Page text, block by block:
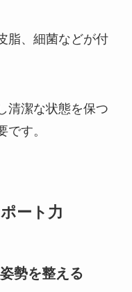
脂、細菌などが付
清潔な状態を保つ
す。
ート力
勢を整える